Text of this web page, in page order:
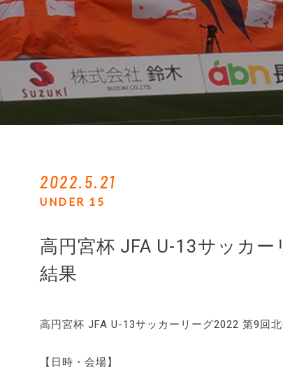
2022.5.21
UNDER 15
高円宮杯 JFA U-13サッカ
結果
高円宮杯 JFA U-13サッカーリーグ2022 第9回
【日時・会場】